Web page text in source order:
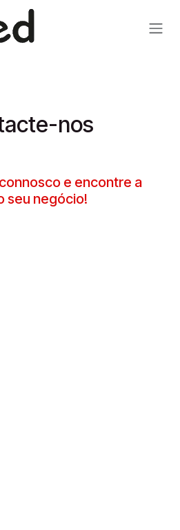
nos
e encontre a
seu negócio!